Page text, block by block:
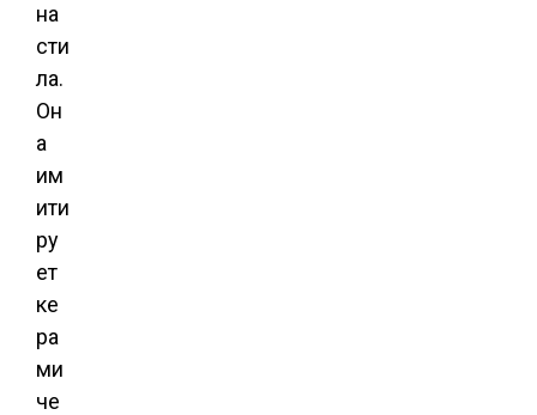
на
сти
ла.
Он
а
им
ити
ру
ет
ке
ра
ми
че